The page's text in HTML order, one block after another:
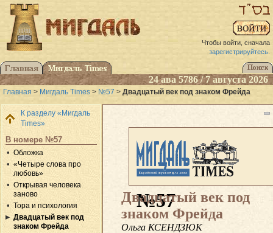
Чтобы войти, сначала
зарегистрируйтесь.
24 ава 5786 / 7 августа 2026
Главная > Мигдаль Times > №57 > Двадцатый век под знаком Фрейда
К разделу «Мигдаль
Times»
В номере №57
Обложка
«Четыре слова про
любовь»
Открывая человека
заново
Тора и психология
Двадцатый век под
знаком Фрейда
№57
Двадцатый век под
знаком Фрейда
Ольга КСЕНДЗЮК